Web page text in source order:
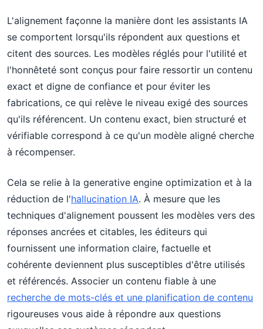
L'alignement façonne la manière dont les assistants IA
se comportent lorsqu'ils répondent aux questions et
citent des sources. Les modèles réglés pour l'utilité et
l'honnêteté sont conçus pour faire ressortir un contenu
exact et digne de confiance et pour éviter les
fabrications, ce qui relève le niveau exigé des sources
qu'ils référencent. Un contenu exact, bien structuré et
vérifiable correspond à ce qu'un modèle aligné cherche
à récompenser.
Cela se relie à la generative engine optimization et à la
réduction de l'hallucination IA. À mesure que les
techniques d'alignement poussent les modèles vers des
réponses ancrées et citables, les éditeurs qui
fournissent une information claire, factuelle et
cohérente deviennent plus susceptibles d'être utilisés
et référencés. Associer un contenu fiable à une
recherche de mots-clés et une planification de contenu
rigoureuses vous aide à répondre aux questions